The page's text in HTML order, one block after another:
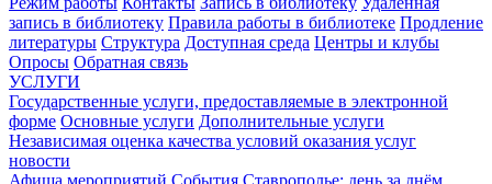
запись в библиотеку Правила работы в библиотеке Продление
литературы Структура Доступная среда Центры и клубы
Опросы Обратная связь
УСЛУГИ
Государственные услуги, предоставляемые в электронной
форме Основные услуги Дополнительные услуги
Независимая оценка качества условий оказания услуг
новости
Афиша мероприятий События Ставрополье: день за днём